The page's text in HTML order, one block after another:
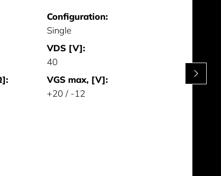
Configuration:
Single
VDS [V]:
40
VGS max, [V]:
+20 / -12